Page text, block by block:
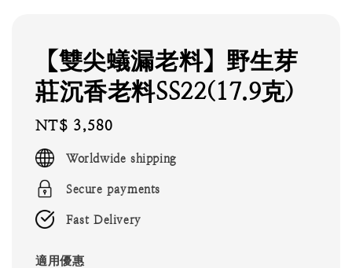
【雙尖蟻漏老料】野生芽
莊沉香老料SS22(17.9克)
Regular
price
NT$ 3,580
Worldwide shipping
Secure payments
Fast Delivery
適用優惠